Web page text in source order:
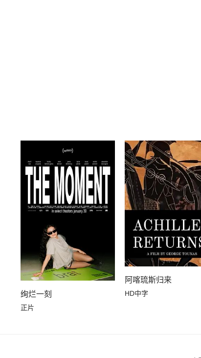
绚烂一刻
正片
阿喀琉斯归来
HD中字